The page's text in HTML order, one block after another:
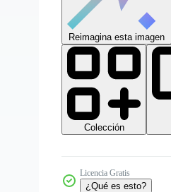
Reimagina esta imagen
Colección
Licencia Gratis
¿Qué es esto?